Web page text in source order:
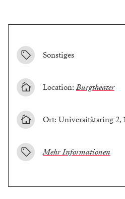
Sonstiges
Location:Burgtheater
Ort: Universitätsring 2,
Mehr Informationen